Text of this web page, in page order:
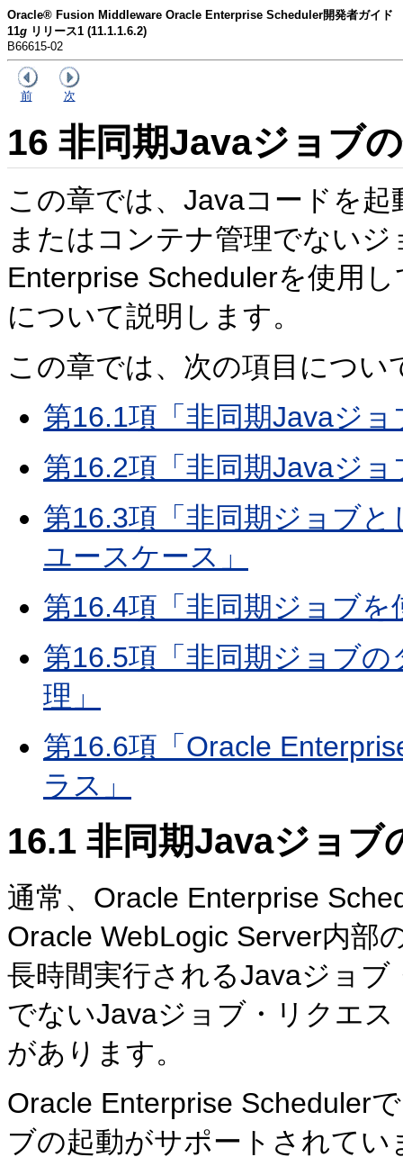
Oracle® Fusion Middleware Oracle Enterprise Scheduler開発者ガイド
11g リリース1 (11.1.1.6.2)
B66615-02
前 次
16 非同期Javaジョブ
この章では、Javaコードを
またはコンテナ管理でない
Enterprise Schedulerを使用
について説明します。
この章では、次の項目につい
第16.1項「非同期Javaジ
第16.2項「非同期Javaジ
第16.3項「非同期ジョブ
ユースケース」
第16.4項「非同期ジョブ
第16.5項「非同期ジョブ
理」
第16.6項「Oracle
ラス」
16.1 非同期Javaジョブ
通常、Oracle Enterprise
Oracle WebLogic Server内部
長時間実行されるJavaジョ
でないJavaジョブ・リクエ
があります。
Oracle Enterprise Scheduler
ブの起動がサポートされてい